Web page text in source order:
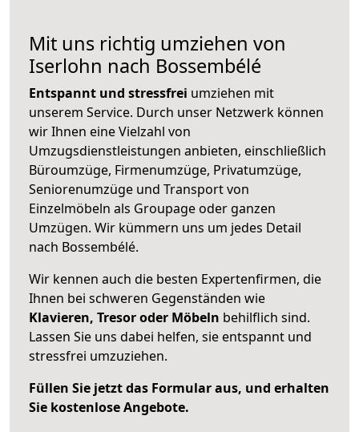
Mit uns richtig umziehen von
Iserlohn nach Bossembélé
Entspannt und stressfrei umziehen mit
unserem Service. Durch unser Netzwerk können
wir Ihnen eine Vielzahl von
Umzugsdienstleistungen anbieten, einschließlich
Büroumzüge, Firmenumzüge, Privatumzüge,
Seniorenumzüge und Transport von
Einzelmöbeln als Groupage oder ganzen
Umzügen. Wir kümmern uns um jedes Detail
nach Bossembélé.
Wir kennen auch die besten Expertenfirmen, die
Ihnen bei schweren Gegenständen wie
Klavieren, Tresor oder Möbeln behilflich sind.
Lassen Sie uns dabei helfen, sie entspannt und
stressfrei umzuziehen.
Füllen Sie jetzt das Formular aus, und erhalten
Sie kostenlose Angebote.